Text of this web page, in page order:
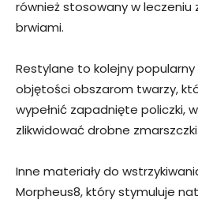
również stosowany w leczeniu
brwiami.
Restylane to kolejny
objętości obszarom twarzy,
wypełnić zapadnięte policzki,
zlikwidować drobne zmarszczki
Inne materiały do
Morpheus8, który stymuluje